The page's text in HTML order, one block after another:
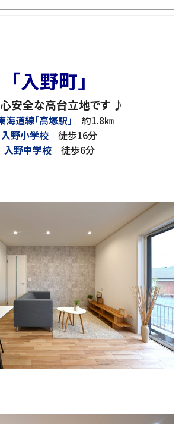
「入野町」
安全な高台立地です ♪
海道線「高塚駅」 約1.8㎞
入野小学校 徒歩16分
入野中学校徒歩6分